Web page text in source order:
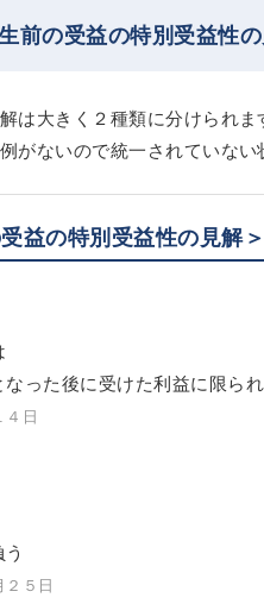
前の受益の特別受益性
は大きく２種類に分けられ
がないので統一されていない
益の特別受益性の見解＞
った後に受けた利益に限ら
日
５日